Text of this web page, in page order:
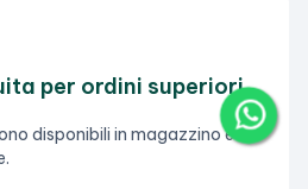
per ordini superiori
disponibili in magazzino e